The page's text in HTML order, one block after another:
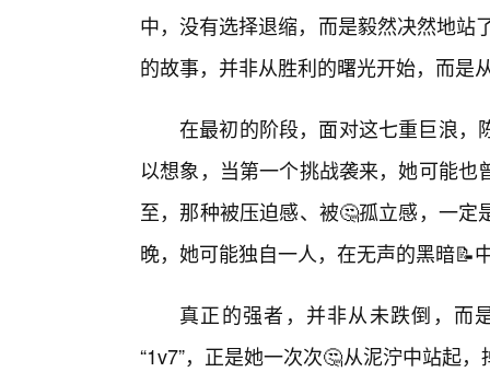
中，没有选择退缩，而是毅然决然地站
的故事，并非从胜利的曙光开始，而是
在最初的阶段，面对这七重巨浪，
以想象，当第一个挑战袭来，她可能
至，那种被压迫感、被🤔孤立感，一
晚，她可能独自一人，在无声的黑暗📝
真正的强者，并非从未跌倒，而
“1v7”，正是她一次次🤔从泥泞中站起